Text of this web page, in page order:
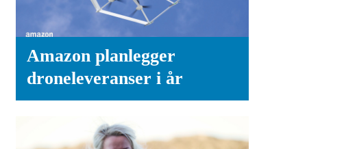
Amazon planlegger
droneleveranser i år